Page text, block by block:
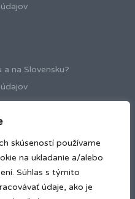
skúseností používame
na ukladanie a/alebo
Súhlas s týmito
údaje, ako je
na Slovensku?